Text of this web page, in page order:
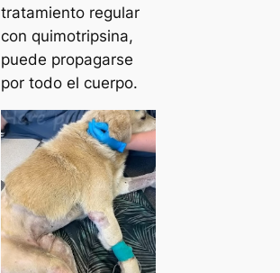
tratamiento regular
con quimotripsina,
puede propagarse
por todo el cuerpo.